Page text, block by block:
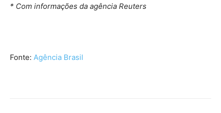
* Com informações da agência Reuters
Fonte: Agência Brasil